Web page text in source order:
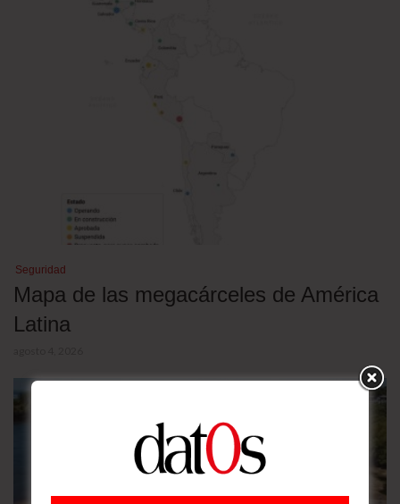
Seguridad
Mapa de las megacárceles de América
Latina